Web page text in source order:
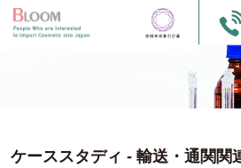
ケーススタディ - 輸送・通関関